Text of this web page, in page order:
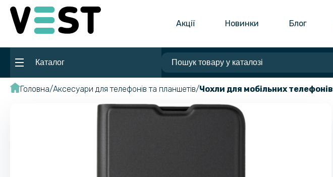
Акції Новинки Блог
Каталог
Головна Аксесуари для телефонів та планшетів Чохли для мобільних телефонів